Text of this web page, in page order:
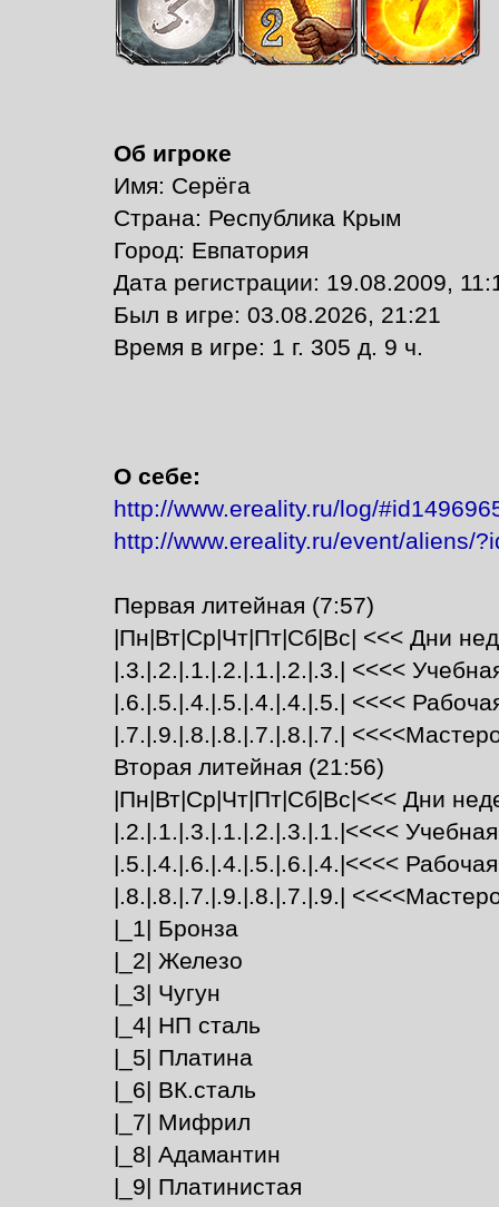
Об игроке
Имя: Серёга
Страна: Республика Крым
Город: Евпатория
Дата регистрации: 19.08.2009,
Был в игре: 03.08.2026, 21:21
Время в игре: 1 г. 305 д. 9 ч.
О себе:
http://www.ereality.ru/log/
http://www.ereality.ru/event/aliens/
Первая литейная (7:57)
|Пн|Вт|Ср|Чт|Пт|Сб|Вс| <<< Дни
|.3.|.2.|.1.|.2.|.1.|.2.|.3.| <<<<
|.6.|.5.|.4.|.5.|.4.|.4.|.5.| <<<<
|.7.|.9.|.8.|.8.|.7.|.8.|.7.|
Вторая литейная (21:56)
|Пн|Вт|Ср|Чт|Пт|Сб|Вс|<<< Дни
|.2.|.1.|.3.|.1.|.2.|.3.|.1.|<<<< Учебная
|.5.|.4.|.6.|.4.|.5.|.6.|.4.|<<<< Рабочая
|.8.|.8.|.7.|.9.|.8.|.7.|.9.|
|_1| Бронза
|_2| Железо
|_3| Чугун
|_4| НП сталь
|_5| Платина
|_6| ВК.сталь
|_7| Мифрил
|_8| Адамантин
|_9| Платинистая